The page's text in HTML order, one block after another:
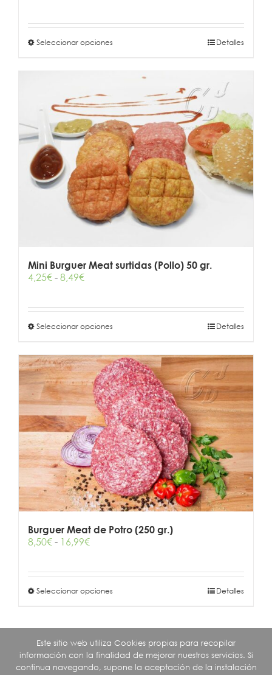
desde
4,25€
Seleccionar opciones
múltiples
variantes.
Las
opciones
se
pueden
elegir
en
la
página
de
producto
Detalles
Mini Burguer Meat surtidas (Pollo) 50 gr.
4,25€-8,49€Rango
desde
4,25€
8,49€
Seleccionar opciones
tiene
múltiples
variantes.
Las
opciones
se
pueden
elegir
en
la
página
de
producto
Detalles
Burguer Meat de Potro (250 gr.)
8,50€- 16,99€Rango
desde
8,50€
Seleccionar opciones
múltiples
variantes.
Las
opciones
Detalles
Este sitio web utiliza Cookies propias para recopilar
información con la finalidad de mejorar nuestros servicios. Si
continua navegando, supone la aceptación de la instalación